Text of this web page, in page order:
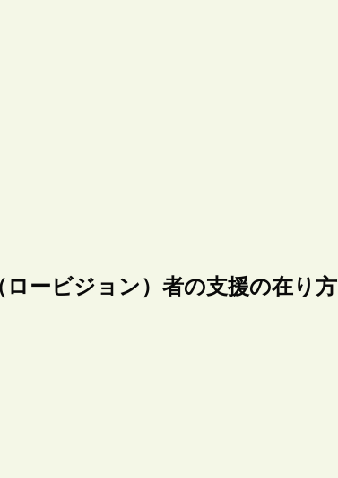
ロービジョン）者の支援の在り方